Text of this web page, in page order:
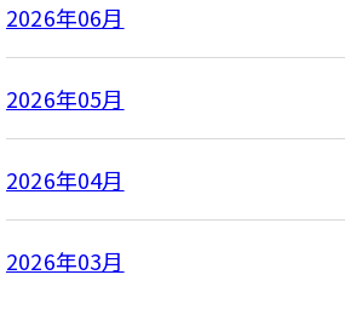
2026年06月
2026年05月
2026年04月
2026年03月